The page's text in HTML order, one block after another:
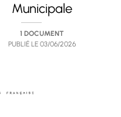
Municipale
1 DOCUMENT
PUBLIÉ LE 03/06/2026